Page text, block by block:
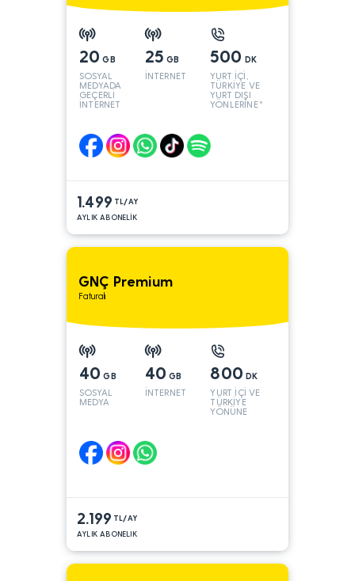
20 GB
SOSYAL
MEDYADA
GEÇERLİ
İNTERNET
25 GB
İNTERNET
500 DK
YURT İÇİ,
TÜRKİYE VE
YURT DIŞI
YÖNLERİNE*
1.499 TL/AY
AYLIK ABONELİK
GNÇ Premium
Faturalı
40 GB
SOSYAL
MEDYA
40 GB
İNTERNET
800 DK
YURT İÇİ VE
TÜRKİYE
YÖNÜNE
2.199 TL/AY
AYLIK ABONELIK